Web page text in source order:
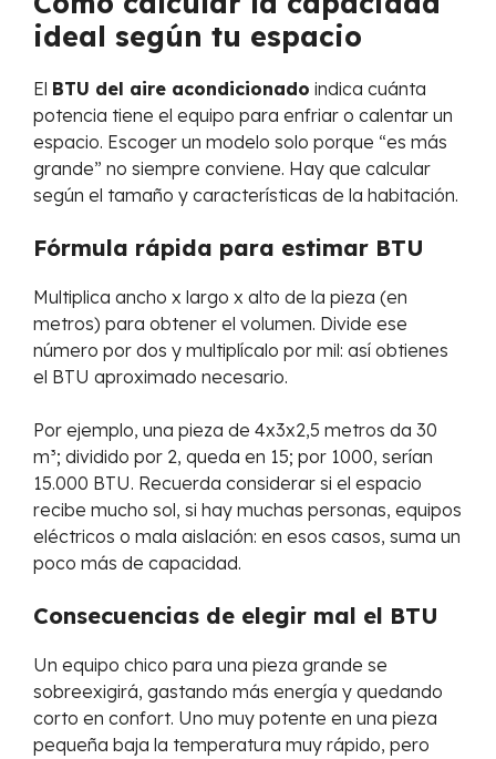
ideal según tu espacio
El BTU del aire acondicionado indica cuánta
potencia tiene el equipo para enfriar o calentar un
espacio. Escoger un modelo solo porque “es más
grande” no siempre conviene. Hay que calcular
según el tamaño y características de la habitación.
Fórmula rápida para estimar BTU
Multiplica ancho x largo x alto de la pieza (en
metros) para obtener el volumen. Divide ese
número por dos y multiplícalo por mil: así obtienes
el BTU aproximado necesario.
Por ejemplo, una pieza de 4x3x2,5 metros da 30
m³; dividido por 2, queda en 15; por 1000, serían
15.000 BTU. Recuerda considerar si el espacio
recibe mucho sol, si hay muchas personas, equipos
eléctricos o mala aislación: en esos casos, suma un
poco más de capacidad.
Consecuencias de elegir mal el BTU
Un equipo chico para una pieza grande se
sobreexigirá, gastando más energía y quedando
corto en confort. Uno muy potente en una pieza
pequeña baja la temperatura muy rápido, pero